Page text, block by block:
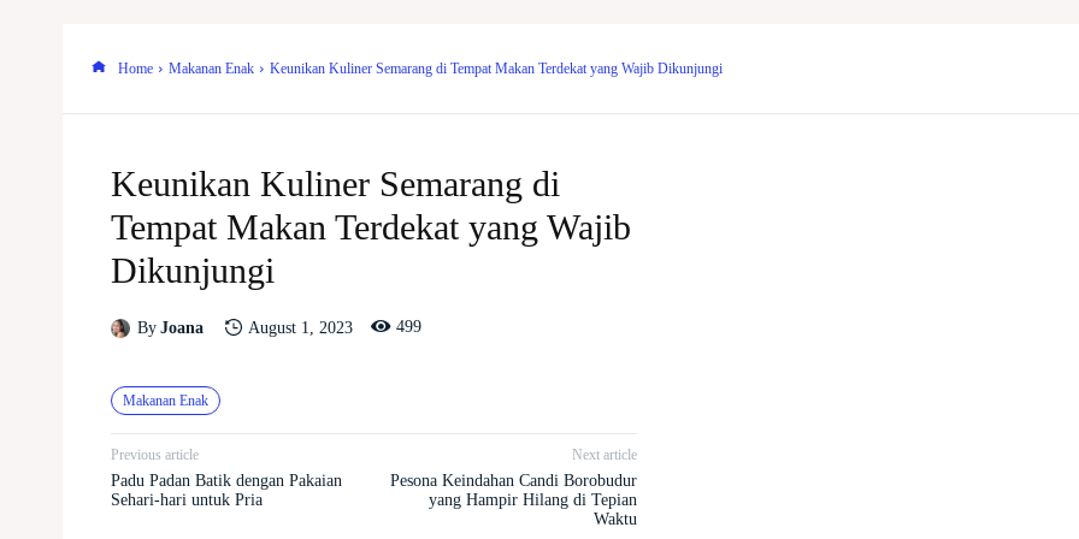
Home Makanan Enak Keunikan Kuliner Semarang di Tempat Makan Terdekat yang Wajib Dikunjungi
Keunikan Kuliner Semarang di
Tempat Makan Terdekat yang Wajib
Dikunjungi
By Joana August 1, 2023 499
Makanan Enak
Previous article
Padu Padan Batik dengan Pakaian
Sehari-hari untuk Pria
Next article
Pesona Keindahan Candi Borobudur
yang Hampir Hilang di Tepian
Waktu